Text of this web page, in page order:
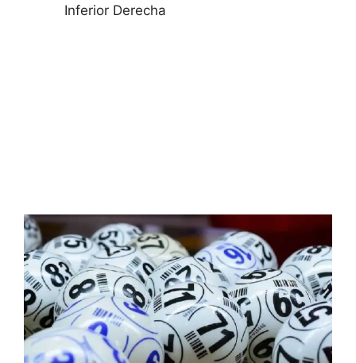
Inferior Derecha